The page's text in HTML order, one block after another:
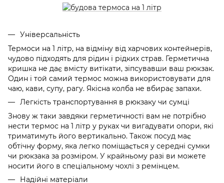
Універсальність
Термоси на 1 літр, на відміну від харчових контейнерів,
чудово підходять для рідин і рідких страв. Герметична
кришка не дає вмісту витікати, зіпсувавши ваш рюкзак.
Один і той самий термос можна використовувати для
чаю, кави, супу, рагу. Якісна колба не вбирає запахи.
Легкість транспортування в рюкзаку чи сумці
Знову ж таки завдяки герметичності вам не потрібно
нести термос на 1 літр у руках чи вигадувати опори, які
триматимуть його вертикально. Також посуд має
обтічну форму, яка легко поміщається у середні сумки
чи рюкзака за розміром. У крайньому разі ви можете
носити його в спеціальному чохлі з ремінцем.
Надійні матеріали